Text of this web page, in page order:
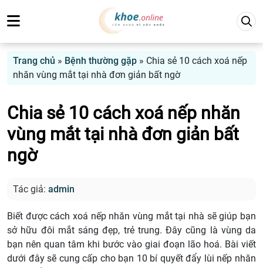
Trang chủ » Bệnh thường gặp » Chia sẻ 10 cách xoá nếp
nhăn vùng mắt tại nhà đơn giản bất ngờ
Chia sẻ 10 cách xoá nếp nhăn
vùng mắt tại nhà đơn giản bất
ngờ
Tác giả: admin
Biết được cách xoá nếp nhăn vùng mắt tại nhà sẽ giúp bạn
sở hữu đôi mắt sáng đẹp, trẻ trung. Đây cũng là vùng da
bạn nên quan tâm khi bước vào giai đoạn lão hoá. Bài viết
dưới đây sẽ cung cấp cho bạn 10 bí quyết đẩy lùi nếp nhăn